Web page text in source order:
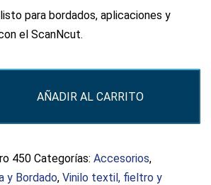
para bordados, aplicaciones y
el ScanNcut.
AÑADIR AL CARRITO
450 Categorías: Accesorios,
y Bordado, Vinilo textil, fieltro y